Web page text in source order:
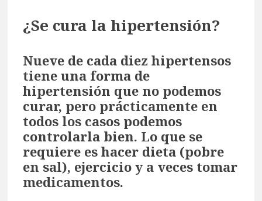
¿Se cura la hipertensión?
Nueve de cada diez hipertensos
tiene una forma de
hipertensión que no podemos
curar, pero prácticamente en
todos los casos podemos
controlarla bien. Lo que se
requiere es hacer dieta (pobre
en sal), ejercicio y a veces tomar
medicamentos.